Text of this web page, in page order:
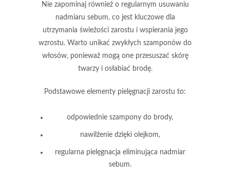
Nie zapominaj również o regularnym usuwaniu
nadmiaru sebum, co jest kluczowe dla
utrzymania świeżości zarostu i wspierania jego
wzrostu. Warto unikać zwykłych szamponów do
włosów, ponieważ mogą one przesuszać skórę
twarzy i osłabiać brodę.
Podstawowe elementy pielęgnacji zarostu to:
odpowiednie szampony do brody,
nawilżenie dzięki olejkom,
regularna pielęgnacja eliminująca nadmiar
sebum.